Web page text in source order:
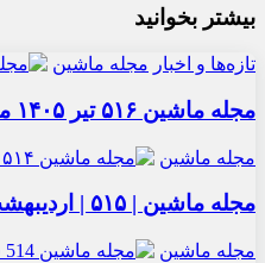
بیشتر بخوانید
تازه‌ها و اخبار مجله ماشین
مجله ماشین ۵۱۶ تیر ۱۴۰۵ منتشر شد
مجله ماشین
مجله ماشین | ۵۱۵ | اردیبهشت و خرداد ۱۴۰۵
مجله ماشین